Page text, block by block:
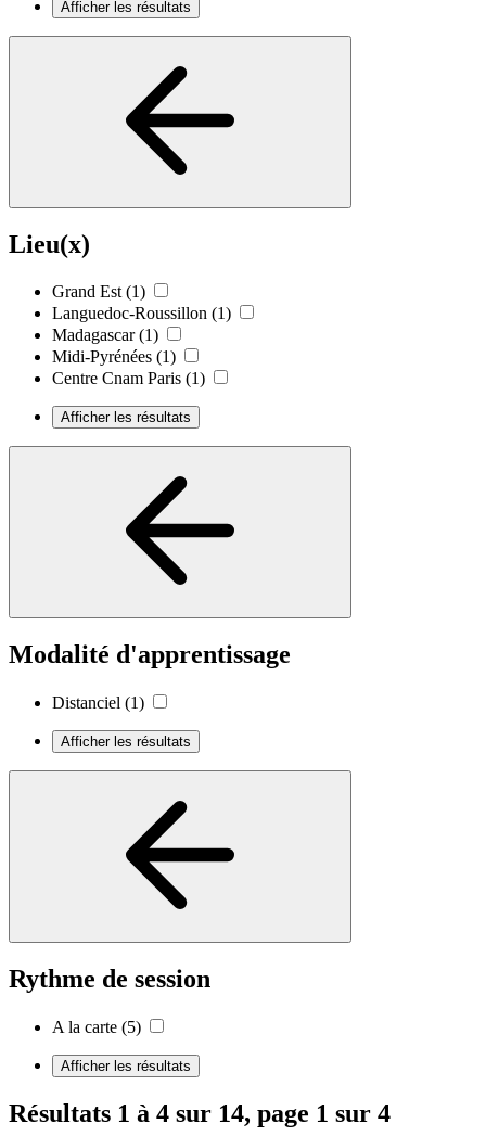
Afficher les résultats
Lieu(x)
Grand Est (1)
Languedoc-Roussillon (1)
Madagascar (1)
Midi-Pyrénées (1)
Centre Cnam Paris (1)
Afficher les résultats
Modalité d'apprentissage
Distanciel (1)
Afficher les résultats
Rythme de session
A la carte (5)
Afficher les résultats
Résultats 1 à 4 sur 14, page 1 sur 4